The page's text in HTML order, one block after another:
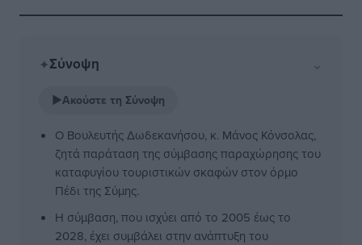
✦Σύνοψη ⌄
▶Ακούστε τη Σύνοψη
Ο Βουλευτής Δωδεκανήσου, κ. Μάνος Κόνσολας,
ζητά παράταση της σύμβασης παραχώρησης του
καταφυγίου τουριστικών σκαφών στον όρμο
Πέδι της Σύμης.
Η σύμβαση, που ισχύει από το 2005 έως το
2028, έχει συμβάλει στην ανάπτυξη του